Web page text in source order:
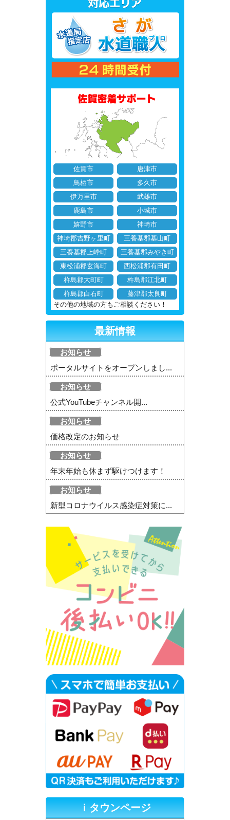
佐賀市
唐津市
鳥栖市
多久市
伊万里市
武雄市
鹿島市
小城市
嬉野市
神埼市
神埼郡吉野ヶ里町
三養基郡基山町
三養基郡上峰町
三養基郡みやき町
東松浦郡玄海町
西松浦郡有田町
杵島郡大町町
杵島郡江北町
杵島郡白石町
藤津郡太良町
その他の地域の方もご相談ください！
最新情報
お知らせ
ポータルサイトをオープンしまし...
お知らせ
公式YouTubeチャンネル開...
お知らせ
価格改定のお知らせ
お知らせ
年末年始も休まず駆けつけます！
お知らせ
新型コロナウイルス感染症対策に...
ｉタウンページ